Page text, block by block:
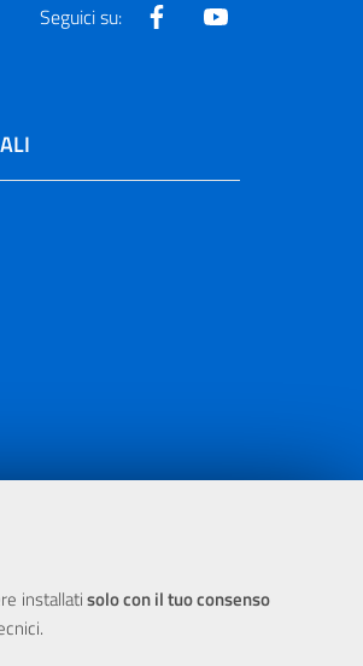
installatisolo con il tuo consenso
Seguici su: Facebook
FESR